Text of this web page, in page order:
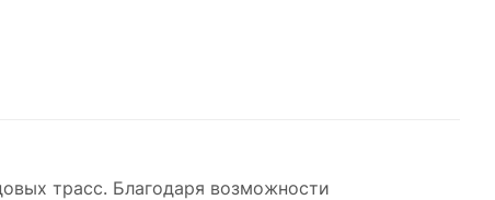
трасс. Благодаря возможности